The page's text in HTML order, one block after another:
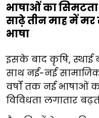
भाषाओं का सिमटता
साढ़े तीन माह में मर
भाषा
इसके बाद कृषि, स्थाई
साथ नई-नई
वर्षों तक नई भाषाओं
विविधता लगातार